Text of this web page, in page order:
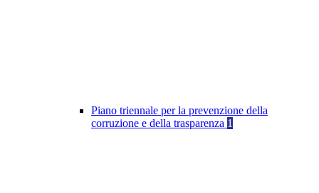
Piano triennale per la prevenzione della
corruzione e della trasparenza 1